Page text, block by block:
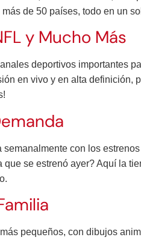
de 50 países, todo en un
y Mucho Más
deportivos importantes
en vivo y en alta definición,
con los
se estrenó ayer? Aquí la
pequeños, con dibujos